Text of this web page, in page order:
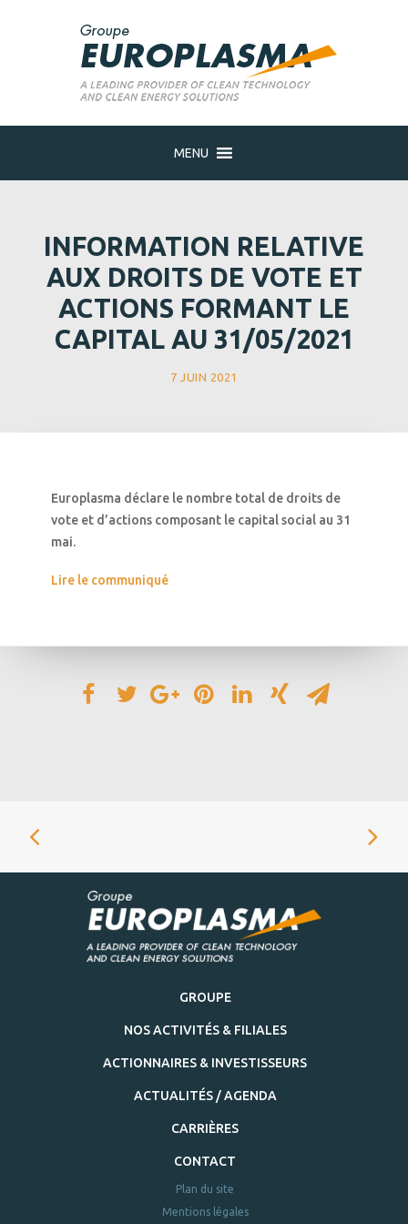
MENU
INFORMATION RELATIVE
AUX DROITS DE VOTE ET
ACTIONS FORMANT LE
CAPITAL AU 31/05/2021
7 JUIN 2021
Europlasma déclare le nombre total de droits de
vote et d’actions composant le capital social au 31
mai.
Lire le communiqué
GROUPE
NOS ACTIVITÉS & FILIALES
ACTIONNAIRES & INVESTISSEURS
ACTUALITÉS / AGENDA
CARRIÈRES
CONTACT
Plan du site
Mentions légales